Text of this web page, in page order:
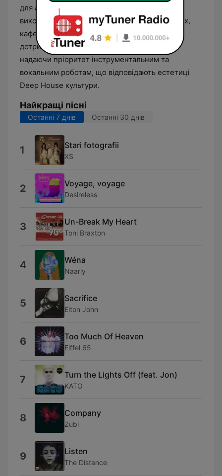
для активного прослуховування, так і для
використання як фонового супроводу в офісах,
кафе чи під час відпочинку. Станція
дотримується концепції жанрової чистоти,
надаючи пріоритет інструментальним та
вокальним роботам, що відповідають естетиці
Deep House культури.
Найкращі пісні
Останні 7 днів Останні 30 днів
1 Stari fotografii
XS
2 Voyage, voyage
Desireless
3 Un-Break My Heart
Toni Braxton
4 Wéna
Naarly
5 Sacrifice
Elton John
6 Too Much Of Heaven
Eiffel 65
7 Turn the Lights Off (feat. Jon)
KATO
8 Company
Zubi
9 Listen
The Distance